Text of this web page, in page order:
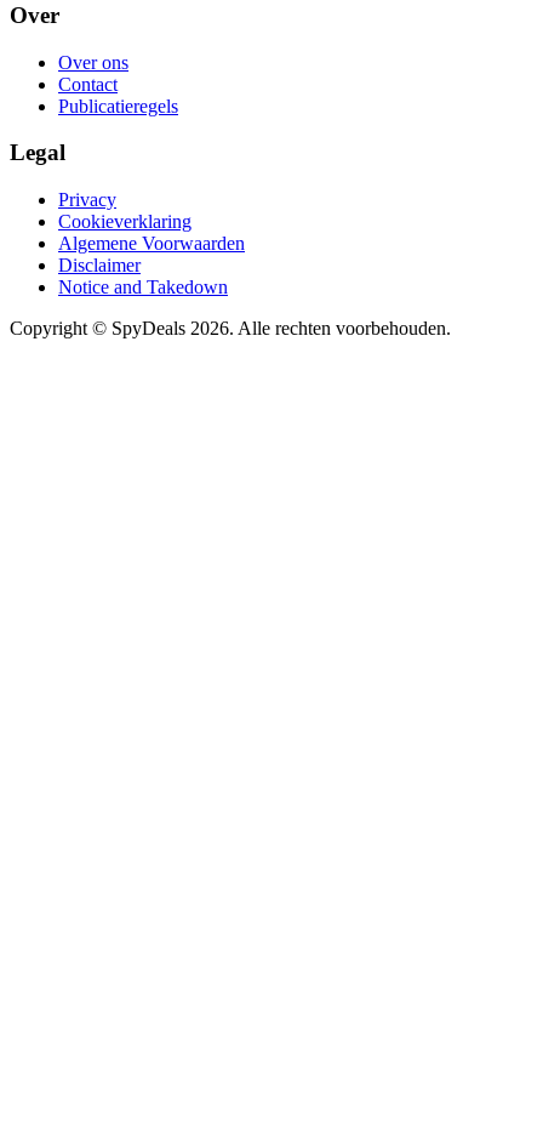
Over
Over ons
Contact
Publicatieregels
Legal
Privacy
Cookieverklaring
Algemene Voorwaarden
Disclaimer
Notice and Takedown
Copyright © SpyDeals 2026. Alle rechten voorbehouden.